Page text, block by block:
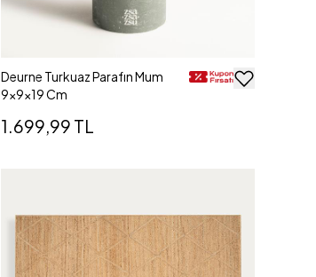
Deurne Turkuaz Parafın Mum
9x9x19 Cm
1.699,99 TL